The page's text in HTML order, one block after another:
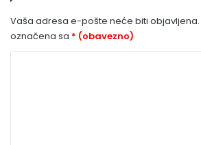
Vaša adresa e-pošte neće biti objavljena.
označena sa * (obavezno)